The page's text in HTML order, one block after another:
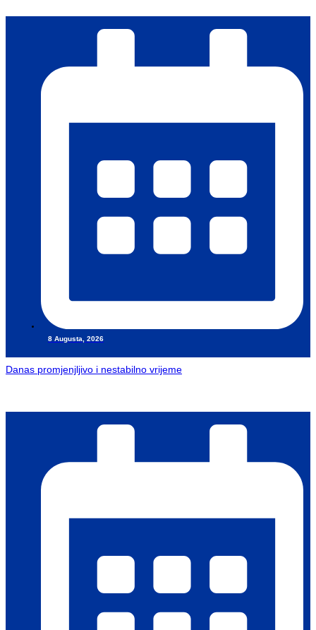
8 Augusta, 2026
Danas promjenjljivo i nestabilno vrijeme